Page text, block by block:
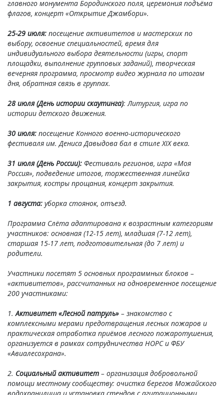
главного монумента Бородинского поля, церемония подъёма
флагов, концерт «Открытие Джамбори».
25-29 июля: посещение активитетов и мастерских по
выбору, освоение специальностей, время для
индивидуального выбора деятельности (игры, спорт
площадки, выполнение групповых заданий), творческая
вечерняя программа, просмотр видео журнала по итогам
дня, обратная связь в группах.
28 июля (День истории скаутинга): Литургия, игра по
истории детского движения.
30 июля: посещение Конного военно-исторического
фестиваля им. Дениса Давыдова бал в стиле XIX века.
31 июля (День России): Фестиваль регионов, игра «Моя
Россия», подведение итогов, торжественная линейка
закрытия, костры прощания, концерт закрытия.
1 августа: уборка стоянок, отъезд.
Программа Слёта адаптирована к возрастным категориям
участников: основная (12-15 лет), младшая (7-12 лет),
старшая 15-17 лет, подготовительная (до 7 лет) и
родители.
Участники посетят 5 основных программных блоков –
«активитетов», рассчитанных на одновременное посещение
200 участниками:
1.Активитет «Лесной патруль» – знакомство с
комплексными мерами предотвращения лесных пожаров и
практическая отработка приёмов лесного пожаротушения,
организуется в рамках сотрудничества НОРС и ФБУ
«Авиалесохрана».
2. Социальный активитет – организация добровольной
помощи местному сообществу: очистка берегов Можайского